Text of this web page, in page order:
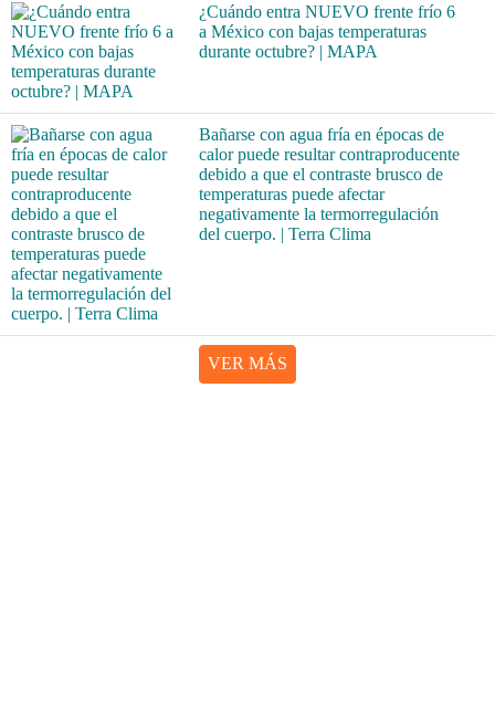
¿Cuándo entra NUEVO frente frío 6
a México con bajas temperaturas
durante octubre? | MAPA
Bañarse con agua fría en épocas de
calor puede resultar contraproducente
debido a que el contraste brusco de
temperaturas puede afectar
negativamente la termorregulación
del cuerpo. | Terra Clima
VER MÁS